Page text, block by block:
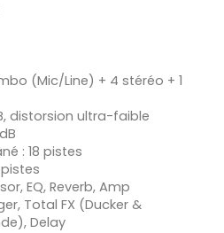
(Mic/Line) + 4 stéréo + 1
distorsion ultra-faible
: 18 pistes
EQ, Reverb, Amp
Total FX (Ducker &
Delay